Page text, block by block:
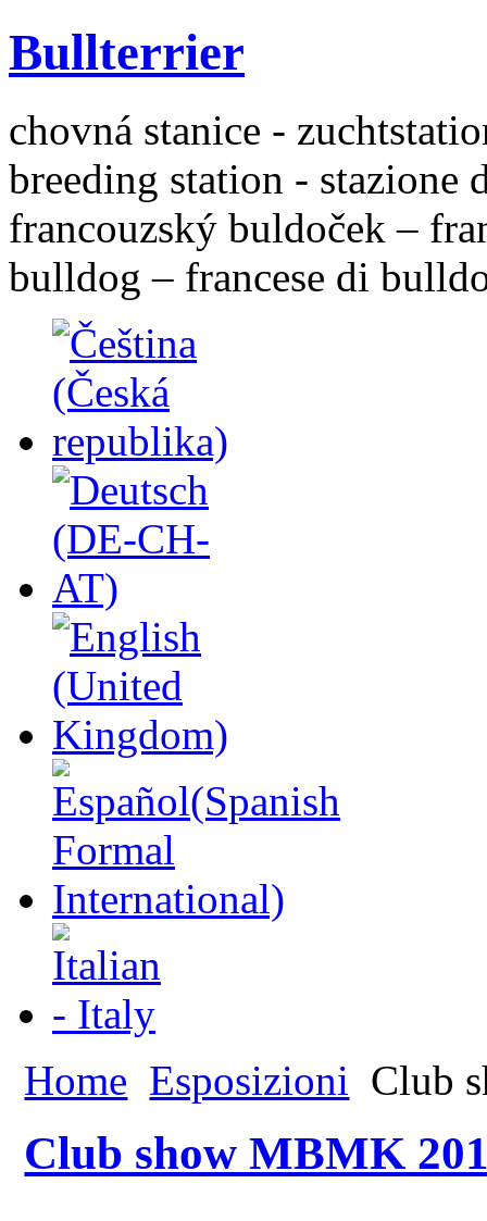
Bullterrier
chovná stanice -
breeding station - stazione
francouzský buldoček –
bulldog – francese di
Home Esposizioni Club
Club show MBMK